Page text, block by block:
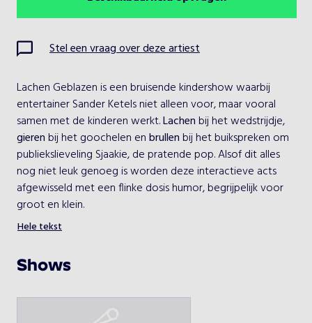
Vorige maand Volgende maand
3 5 6
10 12 14 16
18
24 25 26 27 28 29 30
31
Stel een vraag over deze artiest
Lachen Geblazen is een bruisende kindershow waarbij
entertainer Sander Ketels niet alleen voor, maar vooral
samen met de kinderen werkt. Lachen
gieren bij het goochelen en brullen bij het buikspreken om
publiekslieveling Sjaakie, de pratende pop. Alsof dit alles
nog niet leuk genoeg is worden deze interactieve acts
afgewisseld met een flinke dosis humor, begrijpelijk voor
groot en klein.
Sander is al sinds 2005 toonaangevend op het gebied van
maken Sander terecht tot één van de meest gevraagde
entertainers van dit moment. Hij weet perfect hoe hij de
show kan behouden. Het is een vrolijke en energieke show
Hele tekst
Shows